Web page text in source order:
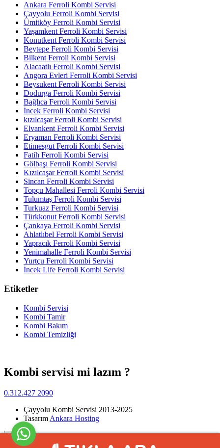
Ankara Ferroli Kombi Servisi
Çayyolu Ferroli Kombi Servisi
Ümitköy Ferroli Kombi Servisi
Yaşamkent Ferroli Kombi Servisi
Konutkent Ferroli Kombi Servisi
Beytepe Ferroli Kombi Servisi
Bilkent Ferroli Kombi Servisi
Alacaatlı Ferroli Kombi Servisi
Angora Evleri Ferroli Kombi Servisi
Beysukent Ferroli Kombi Servisi
Dodurga Ferroli Kombi Servisi
Bağlıca Ferroli Kombi Servisi
İncek Ferroli Kombi Servisi
kızılcaşar Ferroli Kombi Servisi
Elvankent Ferroli Kombi Servisi
Eryaman Ferroli Kombi Servisi
Etimesgut Ferroli Kombi Servisi
Fatih Ferroli Kombi Servisi
Gölbaşı Ferroli Kombi Servisi
Kızılcaşar Ferroli Kombi Servisi
Sincan Ferroli Kombi Servisi
Topçu Mahallesi Ferroli Kombi Servisi
Tulumtaş Ferroli Kombi Servisi
Turkuaz Ferroli Kombi Servisi
Türkkonut Ferroli Kombi Servisi
Çankaya Ferroli Kombi Servisi
Ahlatlıbel Ferroli Kombi Servisi
Yapracık Ferroli Kombi Servisi
Yenimahalle Ferroli Kombi Servisi
Yurtçu Ferroli Kombi Servisi
İncek Life Ferroli Kombi Servisi
Etiketler
Kombi Servisi
Kombi Tamir
Kombi Bakım
Kombi Temizliği
Kombi servisi mi lazım ?
0.312.427 2090
Çayyolu Kombi Servisi 2013-2025
Tasarım Ankara Hosting
Yukarı